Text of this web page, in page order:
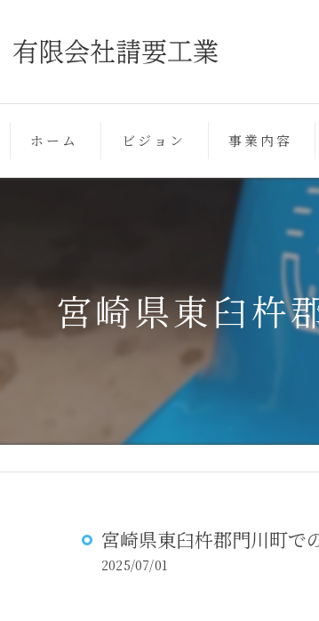
ホーム ビジョン 事業内容
宮崎県東臼杵
宮崎県東臼杵郡門川町で
2025/07/01